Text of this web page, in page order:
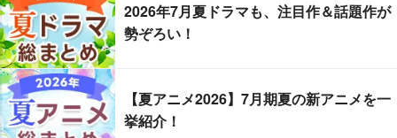
2026年7月夏ドラマも、注目作＆話題作が
勢ぞろい！
【夏アニメ2026】7月期夏の新アニメを一
挙紹介！